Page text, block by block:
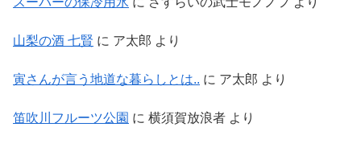
山梨の酒 七賢 に ア太郎 より
寅さんが言う地道な暮らしとは.. に ア太郎 より
笛吹川フルーツ公園 に 横須賀放浪者 より